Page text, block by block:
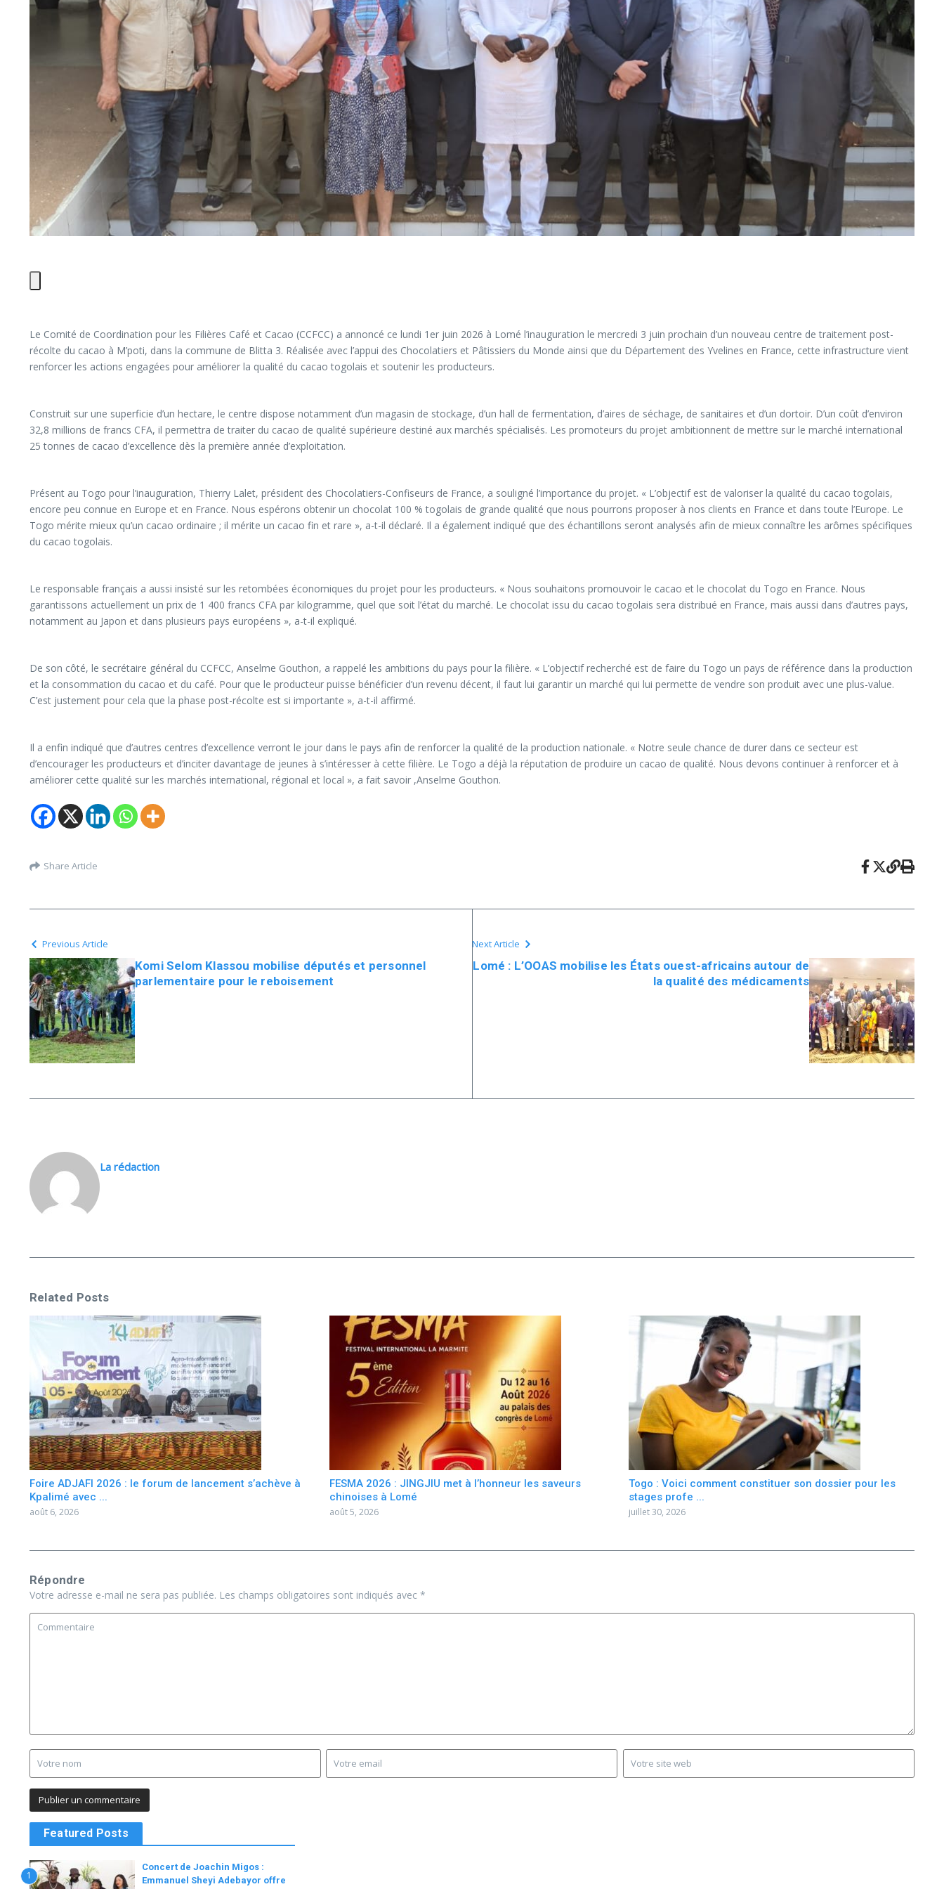
Le Comité de Coordination pour les Filières Café et Cacao (CCFCC) a annoncé ce lundi 1er juin 2026 à Lomé l’inauguration le mercredi 3 juin prochain d’un nouveau centre de traitement post-
récolte du cacao à M’poti, dans la commune de Blitta 3. Réalisée avec l’appui des Chocolatiers et Pâtissiers du Monde ainsi que du Département des Yvelines en France, cette infrastructure vient
renforcer les actions engagées pour améliorer la qualité du cacao togolais et soutenir les producteurs.
Construit sur une superficie d’un hectare, le centre dispose notamment d’un magasin de stockage, d’un hall de fermentation, d’aires de séchage, de sanitaires et d’un dortoir. D’un coût d’environ
32,8 millions de francs CFA, il permettra de traiter du cacao de qualité supérieure destiné aux marchés spécialisés. Les promoteurs du projet ambitionnent de mettre sur le marché international
25 tonnes de cacao d’excellence dès la première année d’exploitation.
Présent au Togo pour l’inauguration, Thierry Lalet, président des Chocolatiers-Confiseurs de France, a souligné l’importance du projet. « L’objectif est de valoriser la qualité du cacao togolais,
encore peu connue en Europe et en France. Nous espérons obtenir un chocolat 100 % togolais de grande qualité que nous pourrons proposer à nos clients en France et dans toute l’Europe. Le
Togo mérite mieux qu’un cacao ordinaire ; il mérite un cacao fin et rare », a-t-il déclaré. Il a également indiqué que des échantillons seront analysés afin de mieux connaître les arômes spécifiques
du cacao togolais.
Le responsable français a aussi insisté sur les retombées économiques du projet pour les producteurs. « Nous souhaitons promouvoir le cacao et le chocolat du Togo en France. Nous
garantissons actuellement un prix de 1 400 francs CFA par kilogramme, quel que soit l’état du marché. Le chocolat issu du cacao togolais sera distribué en France, mais aussi dans d’autres pays,
notamment au Japon et dans plusieurs pays européens », a-t-il expliqué.
De son côté, le secrétaire général du CCFCC, Anselme Gouthon, a rappelé les ambitions du pays pour la filière. « L’objectif recherché est de faire du Togo un pays de référence dans la production
et la consommation du cacao et du café. Pour que le producteur puisse bénéficier d’un revenu décent, il faut lui garantir un marché qui lui permette de vendre son produit avec une plus-value.
C’est justement pour cela que la phase post-récolte est si importante », a-t-il affirmé.
Il a enfin indiqué que d’autres centres d’excellence verront le jour dans le pays afin de renforcer la qualité de la production nationale. « Notre seule chance de durer dans ce secteur est
d’encourager les producteurs et d’inciter davantage de jeunes à s’intéresser à cette filière. Le Togo a déjà la réputation de produire un cacao de qualité. Nous devons continuer à renforcer et à
améliorer cette qualité sur les marchés international, régional et local », a fait savoir ,Anselme Gouthon.
Share Article
Previous Article
Komi Selom Klassou mobilise députés et personnel
parlementaire pour le reboisement
Next Article
Lomé : L’OOAS mobilise les États ouest-africains autour de
la qualité des médicaments
La rédaction
Related Posts
Foire ADJAFI 2026 : le forum de lancement s’achève à
Kpalimé avec ...
août 6, 2026
FESMA 2026 : JINGJIU met à l’honneur les saveurs
chinoises à Lomé
août 5, 2026
Togo : Voici comment constituer son dossier pour les
stages profe ...
juillet 30, 2026
Répondre
Votre adresse e-mail ne sera pas publiée. Les champs obligatoires sont indiqués avec *
Featured Posts
1
Concert de Joachin Migos :
Emmanuel Sheyi Adebayor offre